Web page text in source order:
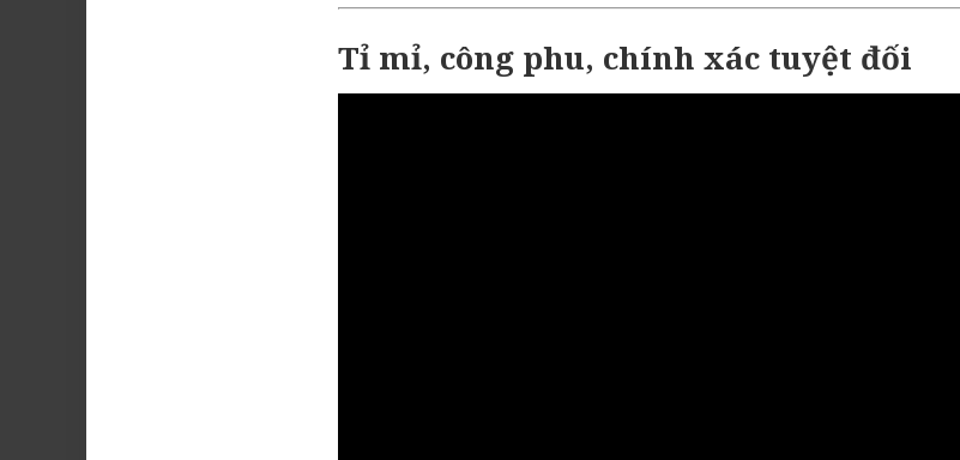
Tỉ mỉ, công phu, chính xác tuyệt đối